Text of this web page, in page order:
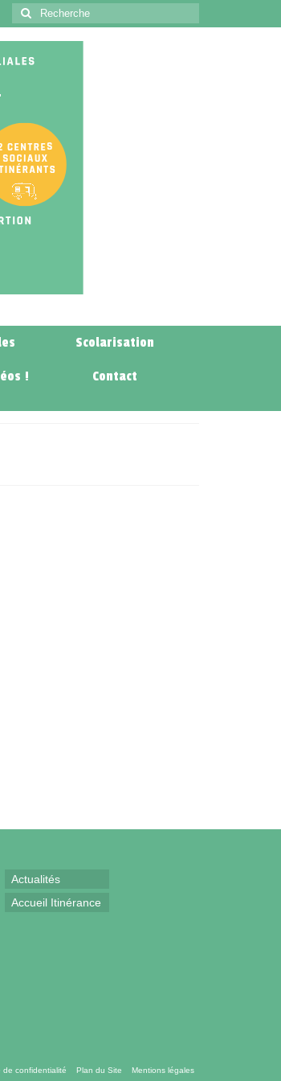
Scolarisation
! Contact
Actualités
Accueil Itinérance
de confidentialité Plan du Site Mentions légales